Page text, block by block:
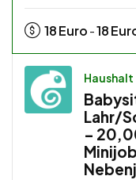
18Euro -18
Haushalt
Lahr/
–